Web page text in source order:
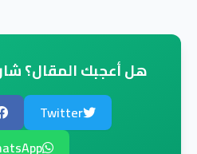
هل أعجبك المقال؟
Twitter